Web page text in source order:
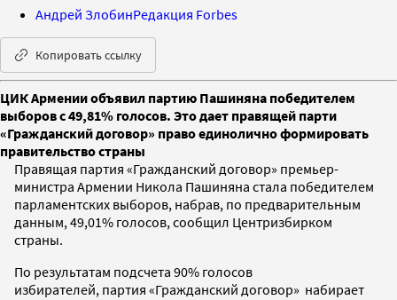
Андрей ЗлобинРедакция Forbes
Копировать ссылку
ЦИК Армении объявил партию Пашиняна победителем
выборов с 49,81% голосов. Это дает правящей парти
«Гражданский договор» право единолично формировать
правительство страны
Правящая партия «Гражданский договор» премьер-
министра Армении Никола Пашиняна стала победителем
парламентских выборов, набрав, по предварительным
данным, 49,01% голосов, сообщил Центризбирком
страны.
По результатам подсчета 90% голосов
избирателей, партия «Гражданский договор» набирает